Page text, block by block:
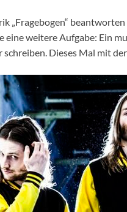
„Fragebogen“
eine weitere Aufgabe: Ein
schreiben. Dieses Mal mit